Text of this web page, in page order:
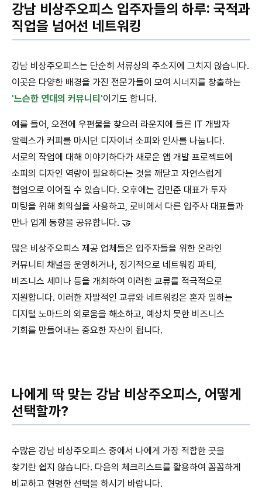
강남 비상주오피스 입주자들의 하루: 국적과
직업을 넘어선 네트워킹
강남 비상주오피스는 단순히 서류상의 주소지에 그치지 않습니다.
이곳은 다양한 배경을 가진 전문가들이 모여 시너지를 창출하는
'느슨한 연대의 커뮤니티'이기도 합니다.
예를 들어, 오전에 우편물을 찾으러 라운지에 들른 IT 개발자
알렉스가 커피를 마시던 디자이너 소피와 인사를 나눕니다.
서로의 작업에 대해 이야기하다가 새로운 앱 개발 프로젝트에
소피의 디자인 역량이 필요하다는 것을 깨닫고 자연스럽게
협업으로 이어질 수 있습니다. 오후에는 김민준 대표가 투자
미팅을 위해 회의실을 사용하고, 로비에서 다른 입주사 대표들과
만나 업계 동향을 공유합니다. 🤝
많은 비상주오피스 제공 업체들은 입주자들을 위한 온라인
커뮤니티 채널을 운영하거나, 정기적으로 네트워킹 파티,
비즈니스 세미나 등을 개최하여 이러한 교류를 적극적으로
지원합니다. 이러한 자발적인 교류와 네트워킹은 혼자 일하는
디지털 노마드의 외로움을 해소하고, 예상치 못한 비즈니스
기회를 만들어내는 중요한 자산이 됩니다.
나에게 딱 맞는 강남 비상주오피스, 어떻게
선택할까?
수많은 강남 비상주오피스 중에서 나에게 가장 적합한 곳을
찾기란 쉽지 않습니다. 다음의 체크리스트를 활용하여 꼼꼼하게
비교하고 현명한 선택을 하시기 바랍니다.